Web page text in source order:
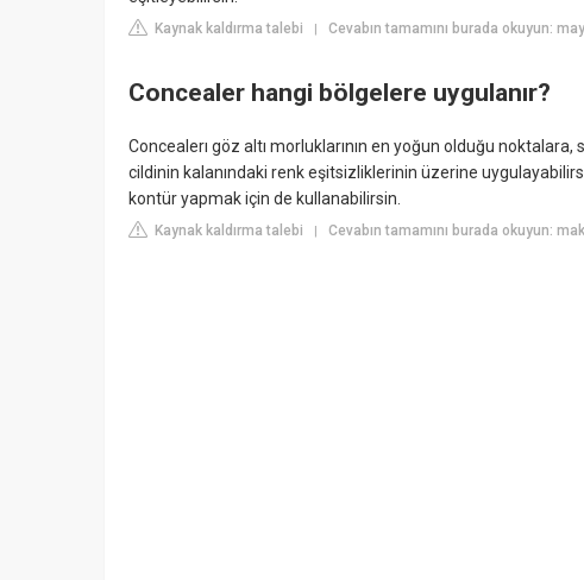
Kaynak kaldırma talebi Cevabın tamamını burada okuyun:
Concealer hangi bölgelere uygulanır?
Concealerı göz altı morluklarının en yoğun olduğu
cildinin kalanındaki renk eşitsizliklerinin üzerine
kontür yapmak için de kullanabilirsin.
Kaynak kaldırma talebi Cevabın tamamını burada okuyun: